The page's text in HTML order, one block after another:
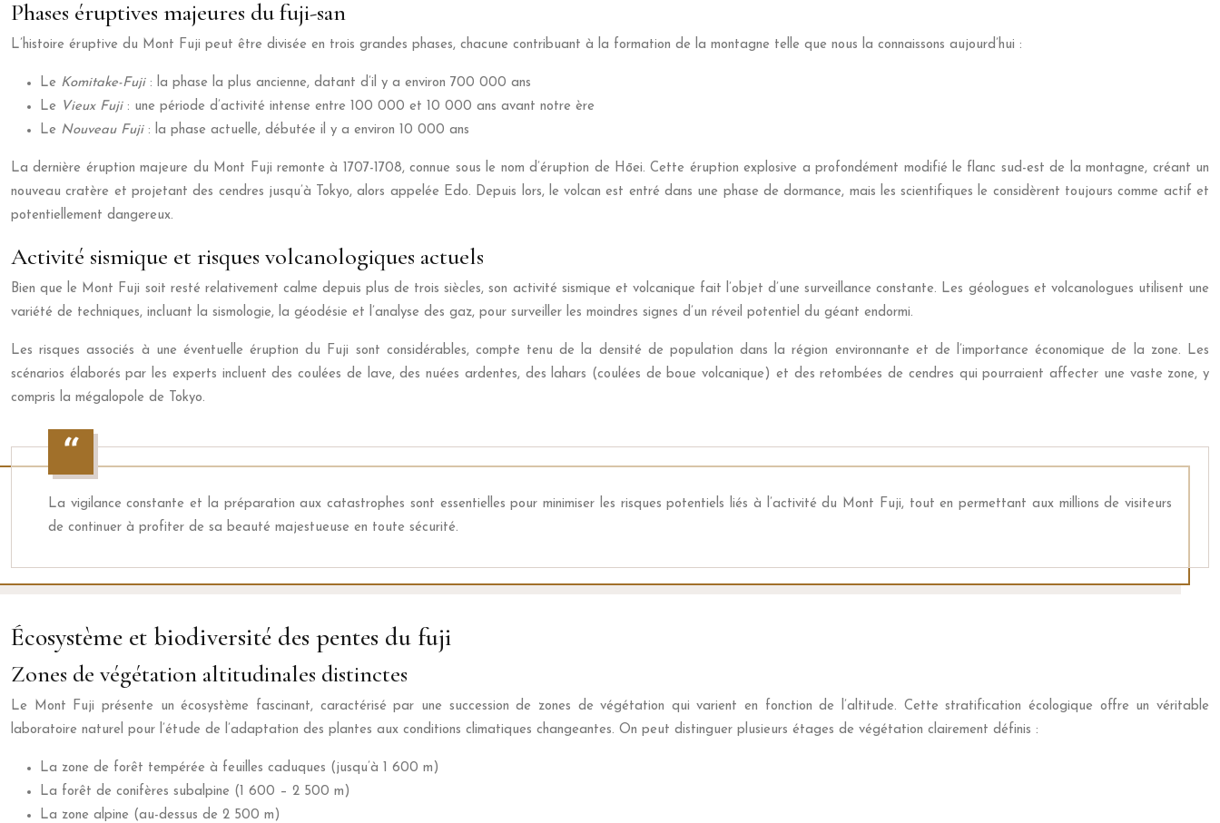
Phases éruptives majeures du fuji-san
L’histoire éruptive du Mont Fuji peut être divisée en trois grandes phases, chacune contribuant à la formation de la montagne telle que nous la connaissons aujourd’hui :
Le Komitake-Fuji : la phase la plus ancienne, datant d’il y a environ 700 000 ans
Le Vieux Fuji : une période d’activité intense entre 100 000 et 10 000 ans avant notre ère
Le Nouveau Fuji : la phase actuelle, débutée il y a environ 10 000 ans
La dernière éruption majeure du Mont Fuji remonte à 1707-1708, connue sous le nom d’éruption de Hōei. Cette éruption explosive a profondément modifié le flanc sud-est de la montagne, créant un
nouveau cratère et projetant des cendres jusqu’à Tokyo, alors appelée Edo. Depuis lors, le volcan est entré dans une phase de dormance, mais les scientifiques le considèrent toujours comme actif et
potentiellement dangereux.
Activité sismique et risques volcanologiques actuels
Bien que le Mont Fuji soit resté relativement calme depuis plus de trois siècles, son activité sismique et volcanique fait l’objet d’une surveillance constante. Les géologues et volcanologues utilisent une
variété de techniques, incluant la sismologie, la géodésie et l’analyse des gaz, pour surveiller les moindres signes d’un réveil potentiel du géant endormi.
Les risques associés à une éventuelle éruption du Fuji sont considérables, compte tenu de la densité de population dans la région environnante et de l’importance économique de la zone. Les
scénarios élaborés par les experts incluent des coulées de lave, des nuées ardentes, des lahars (coulées de boue volcanique) et des retombées de cendres qui pourraient affecter une vaste zone, y
compris la mégalopole de Tokyo.
La vigilance constante et la préparation aux catastrophes sont essentielles pour minimiser les risques potentiels liés à l’activité du Mont Fuji, tout en permettant aux millions de visiteurs
de continuer à profiter de sa beauté majestueuse en toute sécurité.
Écosystème et biodiversité des pentes du fuji
Zones de végétation altitudinales distinctes
Le Mont Fuji présente un écosystème fascinant, caractérisé par une succession de zones de végétation qui varient en fonction de l’altitude. Cette stratification écologique offre un véritable
laboratoire naturel pour l’étude de l’adaptation des plantes aux conditions climatiques changeantes. On peut distinguer plusieurs étages de végétation clairement définis :
La zone de forêt tempérée à feuilles caduques (jusqu’à 1 600 m)
La forêt de conifères subalpine (1 600 – 2 500 m)
La zone alpine (au-dessus de 2 500 m)